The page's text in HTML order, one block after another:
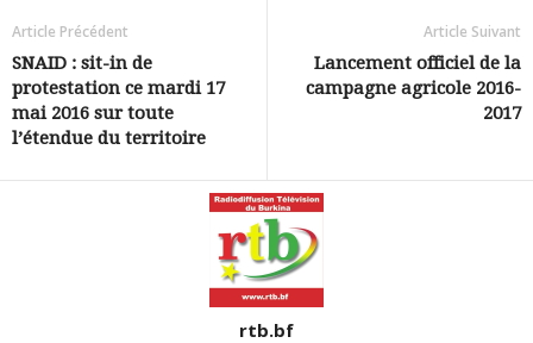
Article Précédent
SNAID : sit-in de
protestation ce mardi 17
mai 2016 sur toute
l’étendue du territoire
Article Suivant
Lancement officiel de la
campagne agricole 2016-
2017
rtb.bf